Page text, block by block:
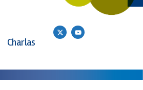
Charlas
X
-
t
t
r
Y
o
u
e